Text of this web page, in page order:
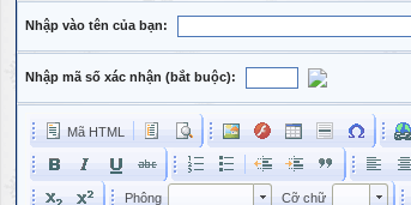
Nhập vào tên của bạn:
Nhập mã số xác nhận (bắt buộc):
Mã HTML
Phông Cỡ chữ Kích cỡ phông